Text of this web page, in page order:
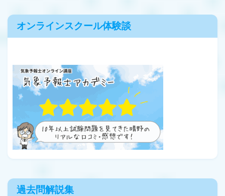
オンラインスクール体験談
過去問解説集